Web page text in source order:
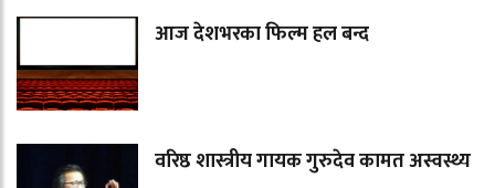
आज देशभरका फिल्म हल बन्द
वरिष्ठ शास्त्रीय गायक गुरुदेव कामत अस्वस्थ्य